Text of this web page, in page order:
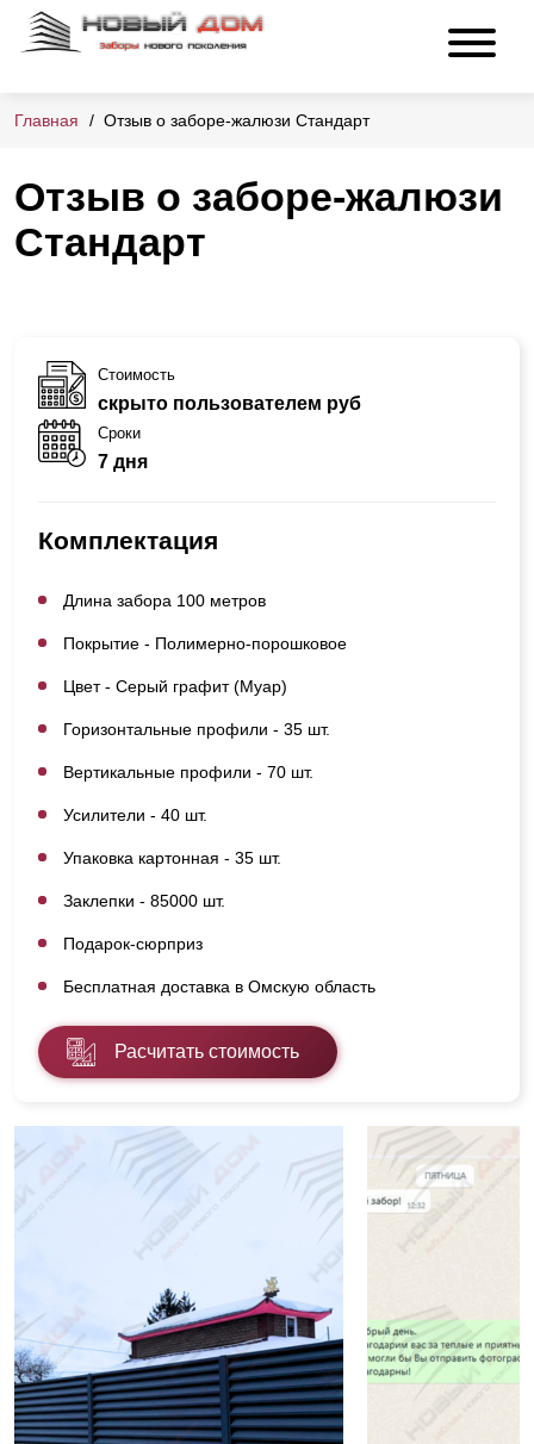
Главная Отзыв о заборе-жалюзи Стандарт
Отзыв о заборе-жалюзи
Стандарт
Стоимость
скрыто пользователем руб
Сроки
7 дня
Комплектация
Длина забора 100 метров
Покрытие - Полимерно-порошковое
Цвет - Серый графит (Муар)
Горизонтальные профили - 35 шт.
Вертикальные профили - 70 шт.
Усилители - 40 шт.
Упаковка картонная - 35 шт.
Заклепки - 85000 шт.
Подарок-сюрприз
Бесплатная доставка в Омскую область
Расчитать стоимость